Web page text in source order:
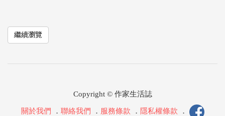
繼續瀏覽
Copyright © 作家生活誌
關於我們 ． 聯絡我們 ． 服務條款 ． 隱私權條款 ．